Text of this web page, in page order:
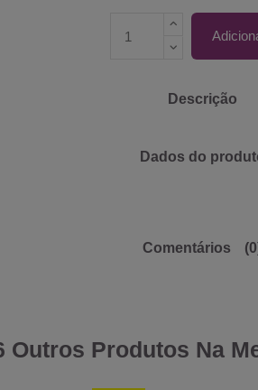
Descrição
Dados do
Comentários
Outros Produtos Na